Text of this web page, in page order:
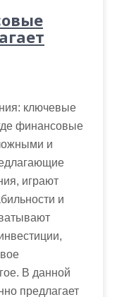
ключевые
финансовые
и
играют
и
В данной
предлагает